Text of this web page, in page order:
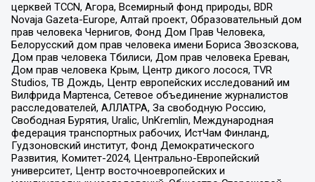
церквей TCCN, Агора, Всемирный фонд природы, BDR
Novaja Gazeta-Europe, Алтай проект, Образовательный дом
прав человека Чернигов, Фонд Дом Прав Человека,
Белорусский дом прав человека имени Бориса Звозскова,
Дом прав человека Тбилиси, Дом прав человека Ереван,
Дом прав человека Крым, Центр дикого лосося, TVR
Studios, ТВ Дождь, Центр европейских исследований им
Вилфрида Мартенса, Сетевое объединение журналистов
расследователей, АЛЛАТРА, За свободную Россию,
Свободная Бурятия, Uralic, UnKremlin, Международная
федерация транспортных рабочих, ИстЧам Финланд,
Гудзоновский институт, Фонд Демократического
Развития, Комитет-2024, Центрально-Европейский
университет, Центр восточноевропейских и